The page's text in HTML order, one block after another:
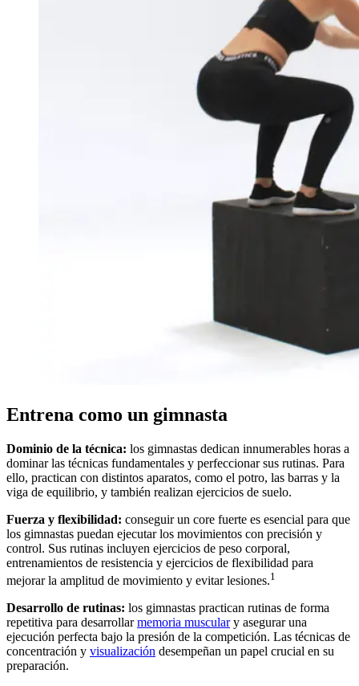
Entrena como un gimnasta
Dominio de la técnica: los gimnastas dedican innumerables horas a
dominar las técnicas fundamentales y perfeccionar sus rutinas. Para
ello, practican con distintos aparatos, como el potro, las barras y la
viga de equilibrio, y también realizan ejercicios de suelo.
Fuerza y flexibilidad: conseguir un core fuerte es esencial para que
los gimnastas puedan ejecutar los movimientos con precisión y
control. Sus rutinas incluyen ejercicios de peso corporal,
entrenamientos de resistencia y ejercicios de flexibilidad para
mejorar la amplitud de movimiento y evitar lesiones.1
Desarrollo de rutinas: los gimnastas practican rutinas de forma
repetitiva para desarrollarmemoria musculary asegurar una
ejecución perfecta bajo la presión de la competición. Las técnicas de
concentración y visualización desempeñan un papel crucial en su
preparación.